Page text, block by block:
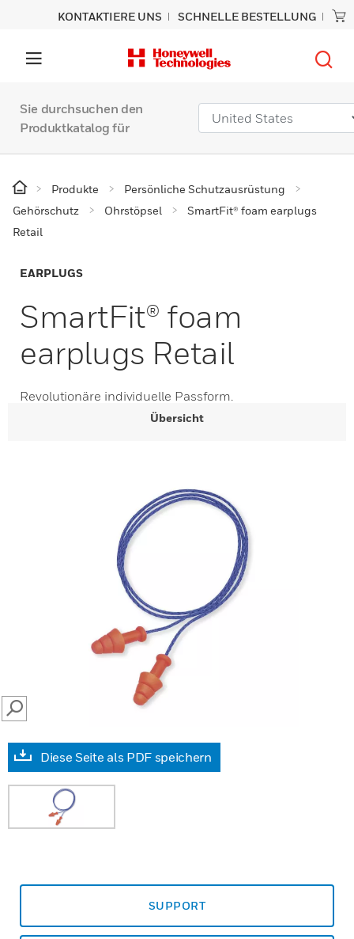
KONTAKTIERE UNS SCHNELLE BESTELLUNG
Sie durchsuchen den
Produktkatalog für
Produkte
Persönliche Schutzausrüstung
Gehörschutz
Ohrstöpsel
SmartFit® foam earplugs
Retail
EARPLUGS
SmartFit® foam
earplugs Retail
Revolutionäre individuelle Passform.
Übersicht
SEARCH
Diese Seite als PDF speichern
SUPPORT